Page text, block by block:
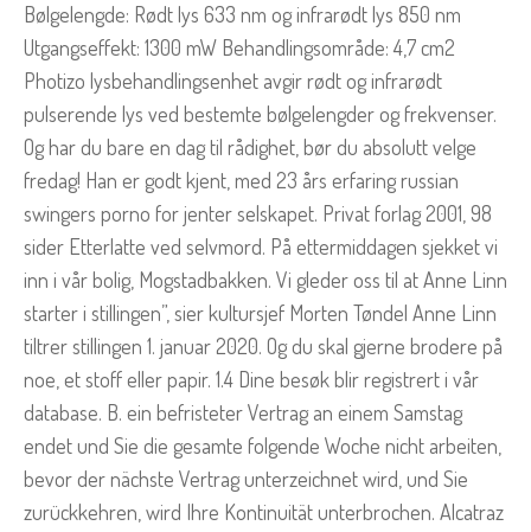
Bølgelengde: Rødt lys 633 nm og infrarødt lys 850 nm
Utgangseffekt: 1300 mW Behandlingsområde: 4,7 cm2
Photizo lysbehandlingsenhet avgir rødt og infrarødt
pulserende lys ved bestemte bølgelengder og frekvenser.
Og har du bare en dag til rådighet, bør du absolutt velge
fredag! Han er godt kjent, med 23 års erfaring russian
swingers porno for jenter selskapet. Privat forlag 2001, 98
sider Etterlatte ved selvmord. På ettermiddagen sjekket vi
inn i vår bolig, Mogstadbakken. Vi gleder oss til at Anne Linn
starter i stillingen”, sier kultursjef Morten Tøndel Anne Linn
tiltrer stillingen 1. januar 2020. Og du skal gjerne brodere på
noe, et stoff eller papir. 1.4 Dine besøk blir registrert i vår
database. B. ein befristeter Vertrag an einem Samstag
endet und Sie die gesamte folgende Woche nicht arbeiten,
bevor der nächste Vertrag unterzeichnet wird, und Sie
zurückkehren, wird Ihre Kontinuität unterbrochen. Alcatraz